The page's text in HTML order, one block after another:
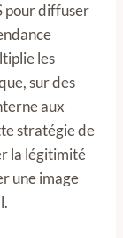
pour diffuser
les
sur des
aux
stratégie de
la légitimité
une image